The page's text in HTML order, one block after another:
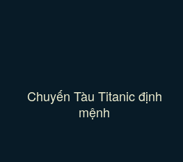
Chuyến Tàu Titanic định
mệnh